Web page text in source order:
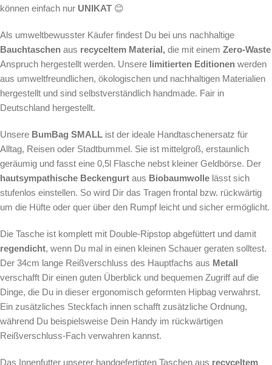
können einfach nur UNIKAT 😊
Als umweltbewusster Käufer findest Du bei uns nachhaltige
Bauchtaschen aus recyceltem Material, die mit einem Zero-Waste
Anspruch hergestellt werden. Unsere limitierten Editionen werden
aus umweltfreundlichen, ökologischen und nachhaltigen Materialien
hergestellt und sind selbstverständlich handmade. Fair in
Deutschland hergestellt.
Unsere BumBag SMALL ist der ideale Handtaschenersatz für
Alltag, Reisen oder Stadtbummel. Sie ist mittelgroß, erstaunlich
geräumig und fasst eine 0,5l Flasche nebst kleiner Geldbörse. Der
hautsympathische Beckengurt aus Biobaumwolle lässt sich
stufenlos einstellen. So wird Dir das Tragen frontal bzw. rückwärtig
um die Hüfte oder quer über den Rumpf leicht und sicher ermöglicht.
Die Tasche ist komplett mit Double-Ripstop abgefüttert und damit
regendicht, wenn Du mal in einen kleinen Schauer geraten solltest.
Der 34cm lange Reißverschluss des Hauptfachs aus Metall
verschafft Dir einen guten Überblick und bequemen Zugriff auf die
Dinge, die Du in dieser ergonomisch geformten Hipbag verwahrst.
Ein zusätzliches Steckfach innen schafft zusätzliche Ordnung,
während Du beispielsweise Dein Handy im rückwärtigen
Reißverschluss-Fach verwahren kannst.
Das Innenfutter unserer handgefertigten Taschen aus recyceltem